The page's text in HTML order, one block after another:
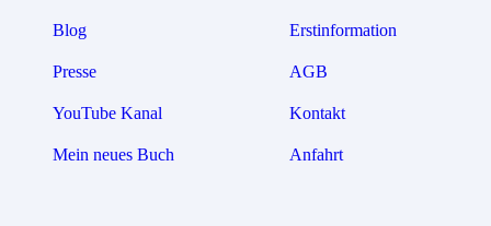
Blog
Presse
YouTube Kanal
Mein neues Buch
Erstinformation
AGB
Kontakt
Anfahrt